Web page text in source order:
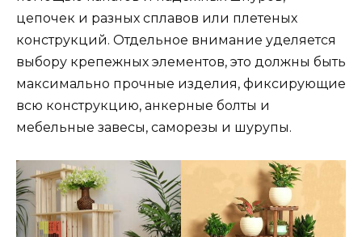
цепочек и разных сплавов или плетеных
конструкций. Отдельное внимание уделяется
выбору крепежных элементов, это должны быть
максимально прочные изделия, фиксирующие
всю конструкцию, анкерные болты и
мебельные завесы, саморезы и шурупы.